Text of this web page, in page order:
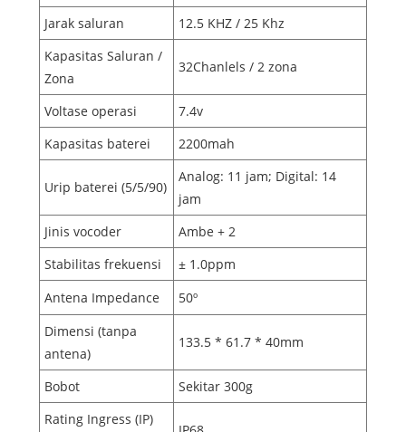
Jarak saluran
12.5 KHZ / 25 Khz
Kapasitas Saluran /
Zona
32Chanlels / 2 zona
Voltase operasi
7.4v
Kapasitas baterei
2200mah
Urip baterei (5/5/90)
Analog: 11 jam; Digital: 14
jam
Jinis vocoder
Ambe + 2
Stabilitas frekuensi
± 1.0ppm
Antena Impedance
50º
Dimensi (tanpa
antena)
133.5 * 61.7 * 40mm
Bobot
Sekitar 300g
Rating Ingress (IP)